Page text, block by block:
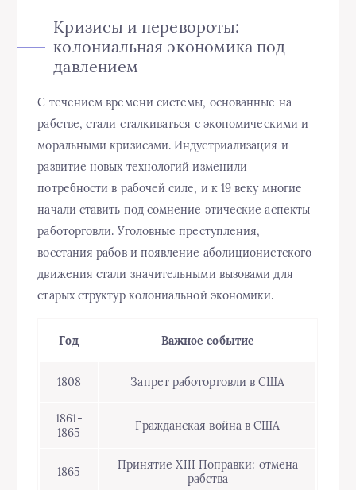
Кризисы и перевороты:
колониальная экономика под
давлением
С течением времени системы, основанные на
рабстве, стали сталкиваться с экономическими и
моральными кризисами. Индустриализация и
развитие новых технологий изменили
потребности в рабочей силе, и к 19 веку многие
начали ставить под сомнение этические аспекты
работорговли. Уголовные преступления,
восстания рабов и появление аболиционистского
движения стали значительными вызовами для
старых структур колониальной экономики.
Год Важноe событие
1808 Запрет работорговли в США
1861-
1865
Гражданская война в США
1865
Принятие XIII Поправки: отмена
рабства